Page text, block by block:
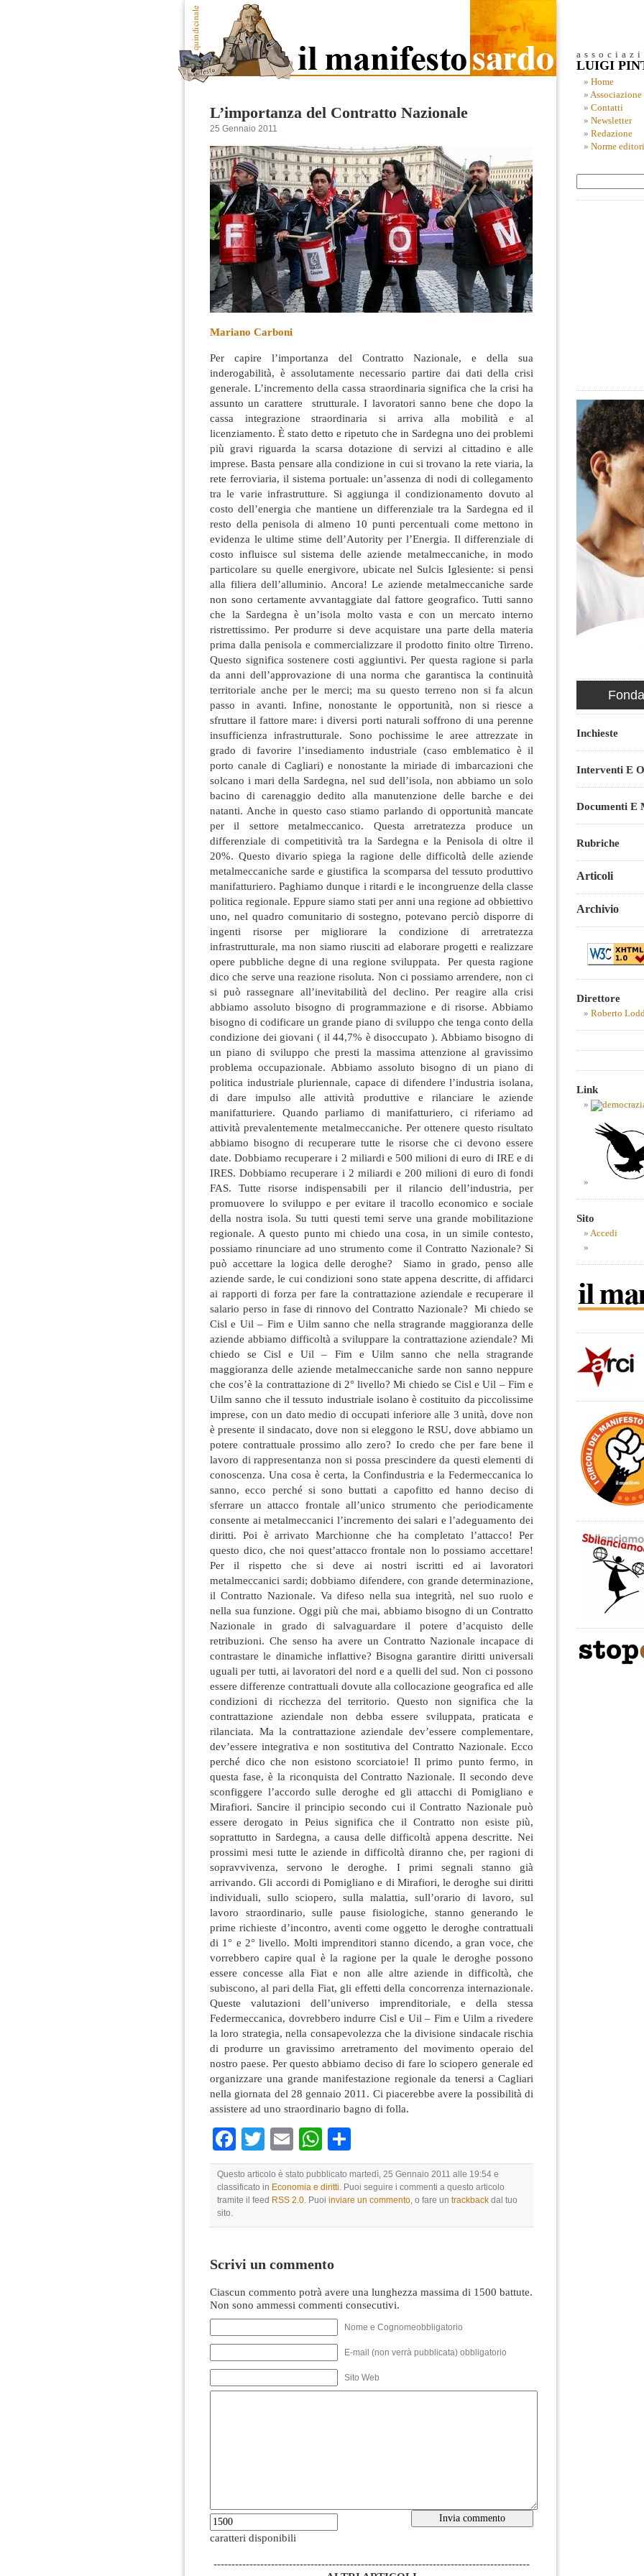
L’importanza del Contratto Nazionale
25 Gennaio 2011
Mariano Carboni
Per capire l’importanza del Contratto Nazionale, e della sua
inderogabilità, è assolutamente necessario partire dai dati della crisi
generale. L’incremento della cassa straordinaria significa che la crisi ha
assunto un carattere strutturale. I lavoratori sanno bene che dopo la
cassa integrazione straordinaria si arriva alla mobilità e al
licenziamento. È stato detto e ripetuto che in Sardegna uno dei problemi
più gravi riguarda la scarsa dotazione di servizi al cittadino e alle
imprese. Basta pensare alla condizione in cui si trovano la rete viaria, la
rete ferroviaria, il sistema portuale: un’assenza di nodi di collegamento
tra le varie infrastrutture. Si aggiunga il condizionamento dovuto al
costo dell’energia che mantiene un differenziale tra la Sardegna ed il
resto della penisola di almeno 10 punti percentuali come mettono in
evidenza le ultime stime dell’Autority per l’Energia. Il differenziale di
costo influisce sul sistema delle aziende metalmeccaniche, in modo
particolare su quelle energivore, ubicate nel Sulcis Iglesiente: si pensi
alla filiera dell’alluminio. Ancora! Le aziende metalmeccaniche sarde
non sono certamente avvantaggiate dal fattore geografico. Tutti sanno
che la Sardegna è un’isola molto vasta e con un mercato interno
ristrettissimo. Per produrre si deve acquistare una parte della materia
prima dalla penisola e commercializzare il prodotto finito oltre Tirreno.
Questo significa sostenere costi aggiuntivi. Per questa ragione si parla
da anni dell’approvazione di una norma che garantisca la continuità
territoriale anche per le merci; ma su questo terreno non si fa alcun
passo in avanti. Infine, nonostante le opportunità, non si riesce a
sfruttare il fattore mare: i diversi porti naturali soffrono di una perenne
insufficienza infrastrutturale. Sono pochissime le aree attrezzate in
grado di favorire l’insediamento industriale (caso emblematico è il
porto canale di Cagliari) e nonostante la miriade di imbarcazioni che
solcano i mari della Sardegna, nel sud dell’isola, non abbiamo un solo
bacino di carenaggio dedito alla manutenzione delle barche e dei
natanti. Anche in questo caso stiamo parlando di opportunità mancate
per il settore metalmeccanico. Questa arretratezza produce un
differenziale di competitività tra la Sardegna e la Penisola di oltre il
20%. Questo divario spiega la ragione delle difficoltà delle aziende
metalmeccaniche sarde e giustifica la scomparsa del tessuto produttivo
manifatturiero. Paghiamo dunque i ritardi e le incongruenze della classe
politica regionale. Eppure siamo stati per anni una regione ad obbiettivo
uno, nel quadro comunitario di sostegno, potevano perciò disporre di
ingenti risorse per migliorare la condizione di arretratezza
infrastrutturale, ma non siamo riusciti ad elaborare progetti e realizzare
opere pubbliche degne di una regione sviluppata. Per questa ragione
dico che serve una reazione risoluta. Non ci possiamo arrendere, non ci
si può rassegnare all’inevitabilità del declino. Per reagire alla crisi
abbiamo assoluto bisogno di programmazione e di risorse. Abbiamo
bisogno di codificare un grande piano di sviluppo che tenga conto della
condizione dei giovani ( il 44,7% è disoccupato ). Abbiamo bisogno di
un piano di sviluppo che presti la massima attenzione al gravissimo
problema occupazionale. Abbiamo assoluto bisogno di un piano di
politica industriale pluriennale, capace di difendere l’industria isolana,
di dare impulso alle attività produttive e rilanciare le aziende
manifatturiere. Quando parliamo di manifatturiero, ci riferiamo ad
attività prevalentemente metalmeccaniche. Per ottenere questo risultato
abbiamo bisogno di recuperare tutte le risorse che ci devono essere
date. Dobbiamo recuperare i 2 miliardi e 500 milioni di euro di IRE e di
IRES. Dobbiamo recuperare i 2 miliardi e 200 milioni di euro di fondi
FAS. Tutte risorse indispensabili per il rilancio dell’industria, per
promuovere lo sviluppo e per evitare il tracollo economico e sociale
della nostra isola. Su tutti questi temi serve una grande mobilitazione
regionale. A questo punto mi chiedo una cosa, in un simile contesto,
possiamo rinunciare ad uno strumento come il Contratto Nazionale? Si
può accettare la logica delle deroghe? Siamo in grado, penso alle
aziende sarde, le cui condizioni sono state appena descritte, di affidarci
ai rapporti di forza per fare la contrattazione aziendale e recuperare il
salario perso in fase di rinnovo del Contratto Nazionale? Mi chiedo se
Cisl e Uil – Fim e Uilm sanno che nella stragrande maggioranza delle
aziende abbiamo difficoltà a sviluppare la contrattazione aziendale? Mi
chiedo se Cisl e Uil – Fim e Uilm sanno che nella stragrande
maggioranza delle aziende metalmeccaniche sarde non sanno neppure
che cos’è la contrattazione di 2° livello? Mi chiedo se Cisl e Uil – Fim e
Uilm sanno che il tessuto industriale isolano è costituito da piccolissime
imprese, con un dato medio di occupati inferiore alle 3 unità, dove non
è presente il sindacato, dove non si eleggono le RSU, dove abbiamo un
potere contrattuale prossimo allo zero? Io credo che per fare bene il
lavoro di rappresentanza non si possa prescindere da questi elementi di
conoscenza. Una cosa è certa, la Confindustria e la Federmeccanica lo
sanno, ecco perché si sono buttati a capofitto ed hanno deciso di
sferrare un attacco frontale all’unico strumento che periodicamente
consente ai metalmeccanici l’incremento dei salari e l’adeguamento dei
diritti. Poi è arrivato Marchionne che ha completato l’attacco! Per
questo dico, che noi quest’attacco frontale non lo possiamo accettare!
Per il rispetto che si deve ai nostri iscritti ed ai lavoratori
metalmeccanici sardi; dobbiamo difendere, con grande determinazione,
il Contratto Nazionale. Va difeso nella sua integrità, nel suo ruolo e
nella sua funzione. Oggi più che mai, abbiamo bisogno di un Contratto
Nazionale in grado di salvaguardare il potere d’acquisto delle
retribuzioni. Che senso ha avere un Contratto Nazionale incapace di
contrastare le dinamiche inflattive? Bisogna garantire diritti universali
uguali per tutti, ai lavoratori del nord e a quelli del sud. Non ci possono
essere differenze contrattuali dovute alla collocazione geografica ed alle
condizioni di ricchezza del territorio. Questo non significa che la
contrattazione aziendale non debba essere sviluppata, praticata e
rilanciata. Ma la contrattazione aziendale dev’essere complementare,
dev’essere integrativa e non sostitutiva del Contratto Nazionale. Ecco
perché dico che non esistono scorciatoie! Il primo punto fermo, in
questa fase, è la riconquista del Contratto Nazionale. Il secondo deve
sconfiggere l’accordo sulle deroghe ed gli attacchi di Pomigliano e
Mirafiori. Sancire il principio secondo cui il Contratto Nazionale può
essere derogato in Peius significa che il Contratto non esiste più,
soprattutto in Sardegna, a causa delle difficoltà appena descritte. Nei
prossimi mesi tutte le aziende in difficoltà diranno che, per ragioni di
sopravvivenza, servono le deroghe. I primi segnali stanno già
arrivando. Gli accordi di Pomigliano e di Mirafiori, le deroghe sui diritti
individuali, sullo sciopero, sulla malattia, sull’orario di lavoro, sul
lavoro straordinario, sulle pause fisiologiche, stanno generando le
prime richieste d’incontro, aventi come oggetto le deroghe contrattuali
di 1° e 2° livello. Molti imprenditori stanno dicendo, a gran voce, che
vorrebbero capire qual è la ragione per la quale le deroghe possono
essere concesse alla Fiat e non alle altre aziende in difficoltà, che
subiscono, al pari della Fiat, gli effetti della concorrenza internazionale.
Queste valutazioni dell’universo imprenditoriale, e della stessa
Federmeccanica, dovrebbero indurre Cisl e Uil – Fim e Uilm a rivedere
la loro strategia, nella consapevolezza che la divisione sindacale rischia
di produrre un gravissimo arretramento del movimento operaio del
nostro paese. Per questo abbiamo deciso di fare lo sciopero generale ed
organizzare una grande manifestazione regionale da tenersi a Cagliari
nella giornata del 28 gennaio 2011. Ci piacerebbe avere la possibilità di
assistere ad uno straordinario bagno di folla.
Facebook
TwitterEmailWhatsApp
Questo articolo è stato pubblicato martedì, 25 Gennaio 2011 alle 19:54 e
classificato in Economia e diritti. Puoi seguire i commenti a questo articolo
tramite il feed RSS 2.0. Puoi inviare un commento, o fare un trackback dal tuo
sito.
Scrivi un commento
Ciascun commento potrà avere una lunghezza massima di 1500 battute.
Non sono ammessi commenti consecutivi.
Nome e Cognomeobbligatorio
E-mail (non verrà pubblicata) obbligatorio
Sito Web
caratteri disponibili
----------------------------------------------------------------------------------------
LUIGI
Home
Associazione
Contatti
Newsletter
Redazione
Norme
Inchieste
Interventi E
Documenti E
Rubriche
Articoli
Archivio
Direttore
Roberto
Link
Sito
Accedi